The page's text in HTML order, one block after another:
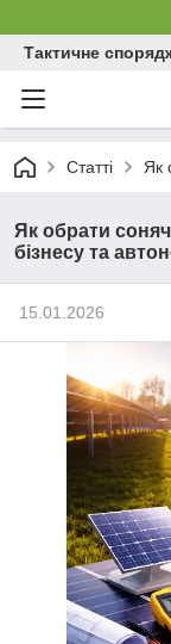
Тактичне
Статті Як
Як обрати
бізнесу та
15.01.2026